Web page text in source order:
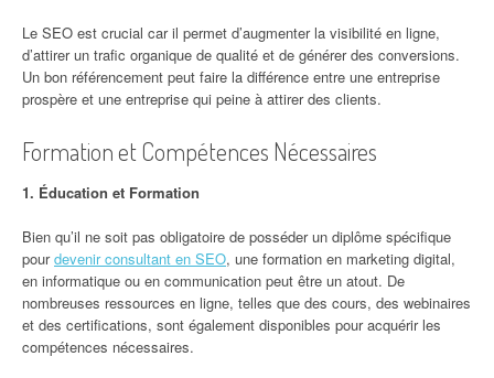
Le SEO est crucial car il permet d’augmenter la visibilité en ligne,
d’attirer un trafic organique de qualité et de générer des conversions.
Un bon référencement peut faire la différence entre une entreprise
prospère et une entreprise qui peine à attirer des clients.
Formation et Compétences Nécessaires
1. Éducation et Formation
Bien qu’il ne soit pas obligatoire de posséder un diplôme spécifique
pourdevenir consultant en SEO, une formation en marketing digital,
en informatique ou en communication peut être un atout. De
nombreuses ressources en ligne, telles que des cours, des webinaires
et des certifications, sont également disponibles pour acquérir les
compétences nécessaires.